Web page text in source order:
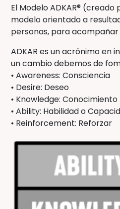
El Modelo ADKAR® (creado
modelo orientado a
personas, para
ADKAR es un acrónimo en
un cambio debemos de
• Awareness: Consciencia
• Desire: Deseo
• Knowledge: Conocimiento
• Ability: Habilidad o
• Reinforcement: Reforzar